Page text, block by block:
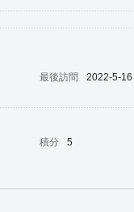
最後訪問
2022-5-
積分
5